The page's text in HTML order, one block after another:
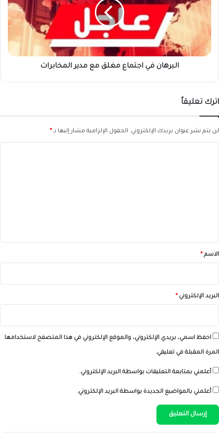
مغلق
مدير
البرهان في اجتماع مغلق مع مدير المخابرات
اترك تعليقاً
لن يتم نشر عنوان بريدك الإلكتروني. الحقول الإلزامية مشار إليها بـ *
*الاسم *
البريد الإلكتروني *
احفظ اسمي، بريدي الإلكتروني، والموقع الإلكتروني في هذا المتصفح لاستخدامها
المرة المقبلة في تعليقي.
أعلمني بمتابعة التعليقات بواسطة البريد الإلكتروني.
أعلمني بالمواضيع الجديدة بواسطة البريد الإلكتروني.